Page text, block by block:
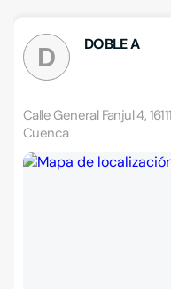
D DOBLE A
Calle General Fanjul 4,
Cuenca